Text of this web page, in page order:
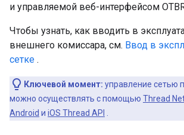
и управляемой веб-интерфейсом
Чтобы узнать, как вводить в
внешнего комиссара, см. Ввод в
сетке .
Ключевой момент: управление сетью
можно осуществлять с помощью Thread
Android и iOS Thread API